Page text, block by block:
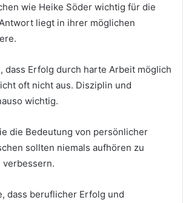
wie Heike Söder wichtig für die
liegt in ihrer möglichen
dass Erfolg durch harte Arbeit möglich
oft nicht aus. Disziplin und
wichtig.
die Bedeutung von persönlicher
sollten niemals aufhören zu
verbessern.
dass beruflicher Erfolg und